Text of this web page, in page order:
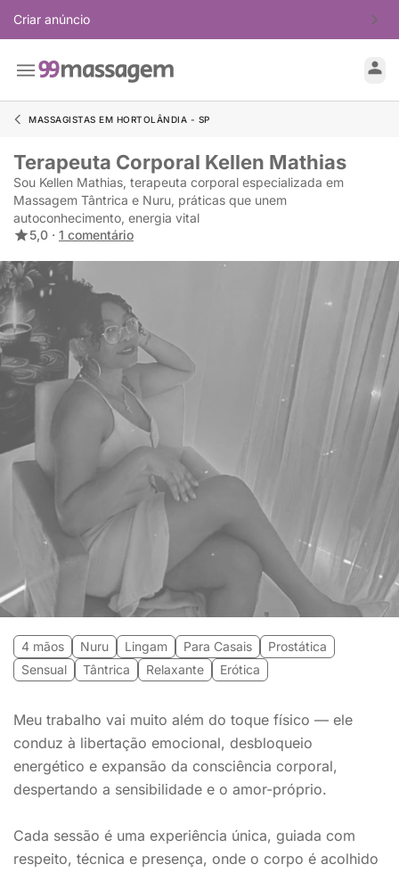
Criar anúncio
MASSAGISTAS EM HORTOLÂNDIA - SP
Terapeuta Corporal Kellen Mathias
Sou Kellen Mathias, terapeuta corporal especializada em
Massagem Tântrica e Nuru, práticas que unem
autoconhecimento, energia vital
5,0 · 1 comentário
4 mãos Nuru Lingam Para Casais
Prostática
Sensual
Tântrica Relaxante Erótica
Meu trabalho vai muito além do toque físico — ele
conduz à libertação emocional, desbloqueio
energético e expansão da consciência corporal,
despertando a sensibilidade e o amor-próprio.
Cada sessão é uma experiência única, guiada com
respeito, técnica e presença, onde o corpo é acolhido